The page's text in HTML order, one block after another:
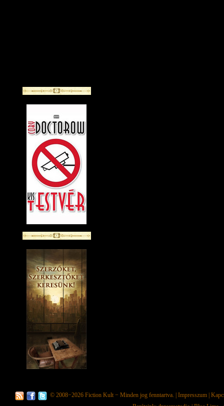
© 2008−2026 Fiction Kult − Minden jog fenntartva. | Impresszum